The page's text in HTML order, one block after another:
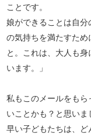
ことです。
娘ができることは自
の気持ちを満たすた
と。これは、大人も
います。」
私もこのメールをも
いことかも？と思い
早い子どもたちは、ど